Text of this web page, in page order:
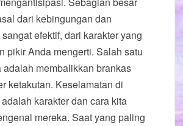
dari kebingungan dan
efektif, dari karakter yang
pikir Anda mengerti. Salah satu
adalah membalikkan brankas
ketakutan. Keselamatan di
karakter dan cara kita
mereka. Saat yang paling